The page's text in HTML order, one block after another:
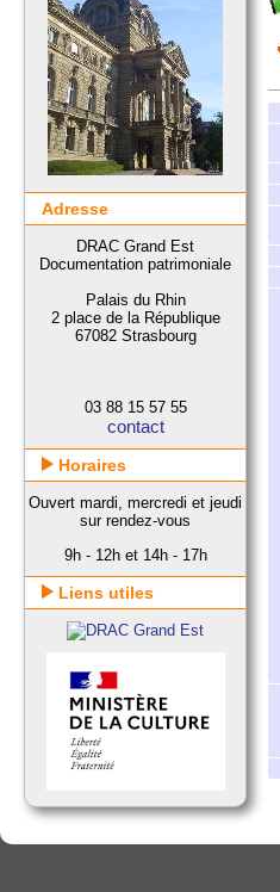
Adresse
DRAC Grand Est
Documentation patrimoniale
Palais du Rhin
2 place de la République
67082 Strasbourg
03 88 15 57 55
contact
Horaires
Ouvert mardi, mercredi et jeudi
sur rendez-vous
9h - 12h et 14h - 17h
Liens utiles